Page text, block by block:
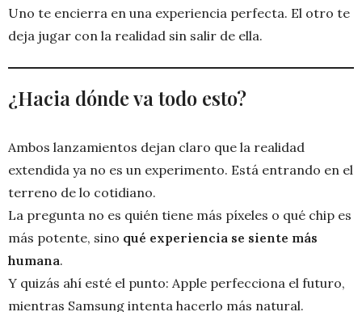
Uno te encierra en una experiencia perfecta. El otro te
deja jugar con la realidad sin salir de ella.
¿Hacia dónde va todo esto?
Ambos lanzamientos dejan claro que la realidad
extendida ya no es un experimento. Está entrando en el
terreno de lo cotidiano.
La pregunta no es quién tiene más píxeles o qué chip es
más potente, sino qué experiencia se siente más
humana.
Y quizás ahí esté el punto: Apple perfecciona el futuro,
mientras Samsung intenta hacerlo más natural.